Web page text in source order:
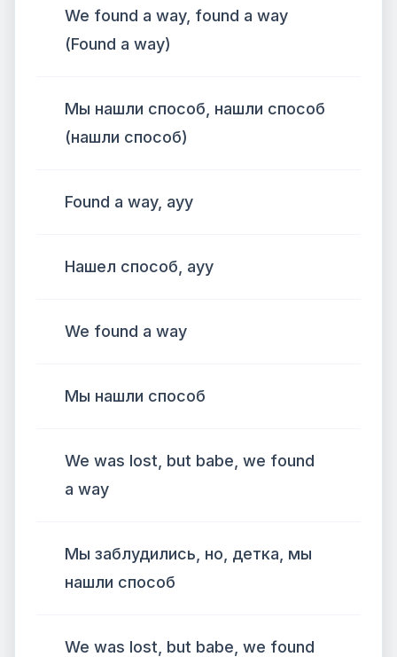
We found a way, found a way
(Found a way)
Мы нашли способ, нашли способ
(нашли способ)
Found a way, ayy
Нашел способ, ауу
We found a way
Мы нашли способ
We was lost, but babe, we found
a way
Мы заблудились, но, детка, мы
нашли способ
We was lost, but babe, we found